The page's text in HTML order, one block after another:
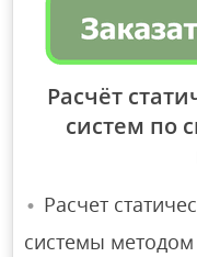
Расчёт
систем по
Расчет
системы методом